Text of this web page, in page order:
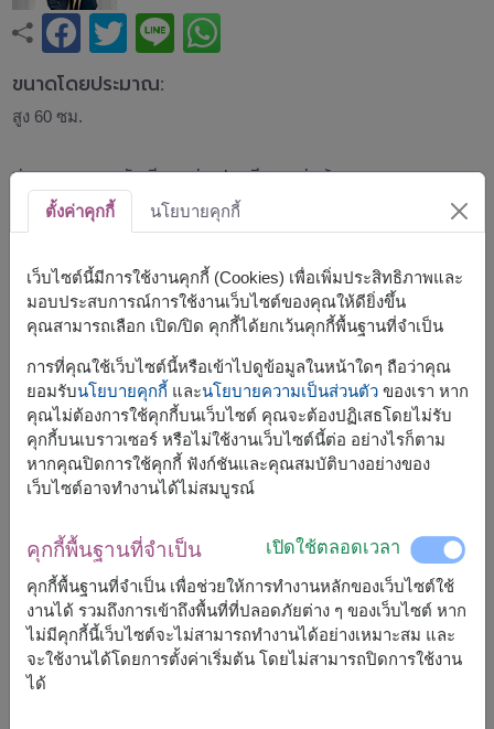
ขนาดโดยประมาณ:
สูง 60 ซม.
ช่อกุหลาบแดง จัดเรียงอย่างประณีตและห่อด้วยกระดาษ
สีน้ำเงินเข้ม ให้ความรู้สึกเรียบหรู ทันสมัย และสง่างาม สีแดง
ของดอกกุหลาบตัดกับโทนสีน้ำเงินได้อย่างโดดเด่น เหมาะ
ความจริงใจ
แนะนำให้สั่งล่วงหน้า
สินค้าแบบที่ใกล้เคียงกัน ได้แก่FLV629,FLV585
จัดส่งได้เร็วสุดวันนี้
แต่สามารถกำหนดวันได้
ราคาตามพื้นที่จัดส่ง
เริ่มต้นที่ ฿4,500
ฟรีจัดส่ง + ฟรีการ์ดเขียนข้อความ
ตั้งค่าคุกกี้ นโยบายคุกกี้
เว็บไซต์นี้มีการใช้งานคุกกี้ (Cookies) เพื่อเพิ่มประสิทธิภาพและ
มอบประสบการณ์การใช้งานเว็บไซต์ของคุณให้ดียิ่งขึ้น
คุณสามารถเลือก เปิด/ปิด คุกกี้ได้ยกเว้นคุกกี้พื้นฐานที่จำเป็น
การที่คุณใช้เว็บไซต์นี้หรือเข้าไปดูข้อมูลในหน้าใดๆ ถือว่าคุณ
ยอมรับนโยบายคุกกี้ และนโยบายความเป็นส่วนตัวของเรา หาก
คุณไม่ต้องการใช้คุกกี้บนเว็บไซต์ คุณจะต้องปฏิเสธโดยไม่รับ
คุกกี้บนเบราวเซอร์ หรือไม่ใช้งานเว็บไซต์นี้ต่อ อย่างไรก็ตาม
หากคุณปิดการใช้คุกกี้ ฟังก์ชันและคุณสมบัติบางอย่างของ
เว็บไซต์อาจทำงานได้ไม่สมบูรณ์
คุกกี้พื้นฐานที่จำเป็น เปิดใช้ตลอดเวลา
คุกกี้พื้นฐานที่จำเป็น เพื่อช่วยให้การทำงานหลักของเว็บไซต์ใช้
งานได้ รวมถึงการเข้าถึงพื้นที่ที่ปลอดภัยต่าง ๆ ของเว็บไซต์ หาก
ไม่มีคุกกี้นี้เว็บไซต์จะไม่สามารถทำงานได้อย่างเหมาะสม และ
จะใช้งานได้โดยการตั้งค่าเริ่มต้น โดยไม่สามารถปิดการใช้งาน
ได้